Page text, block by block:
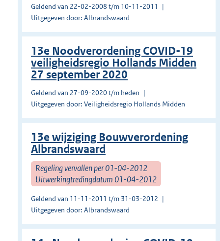
Geldend van 22-02-2008 t/m 10-11-2011
Uitgegeven door: Albrandswaard
13e Noodverordening COVID-19
veiligheidsregio Hollands Midden
27 september 2020
Geldend van 27-09-2020 t/m heden
Uitgegeven door: Veiligheidsregio Hollands Midden
13e wijziging Bouwverordening
Albrandswaard
Regeling vervallen per 01-04-2012
Uitwerkingtredingdatum 01-04-2012
Geldend van 11-11-2011 t/m 31-03-2012
Uitgegeven door: Albrandswaard